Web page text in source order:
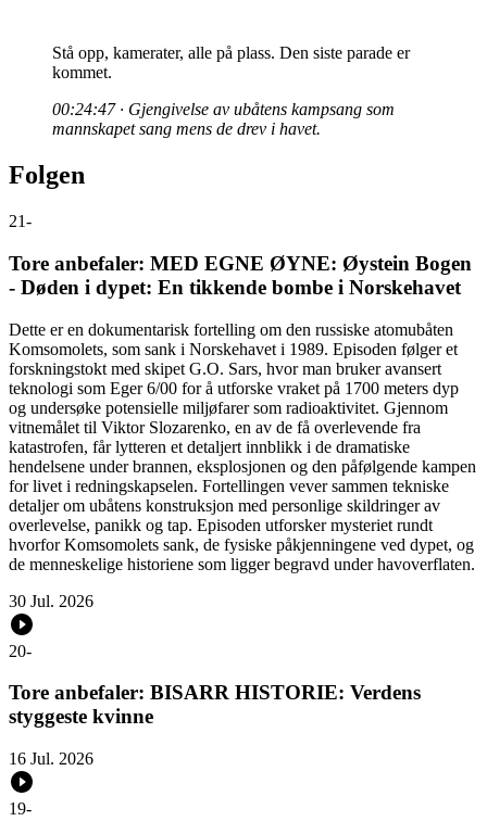
Stå opp, kamerater, alle på plass. Den siste parade er
kommet.
00:24:47 · Gjengivelse av ubåtens kampsang som
mannskapet sang mens de drev i havet.
Folgen
21-
Tore anbefaler: MED EGNE ØYNE: Øystein Bogen
- Døden i dypet: En tikkende bombe i Norskehavet
Dette er en dokumentarisk fortelling om den russiske atomubåten
Komsomolets, som sank i Norskehavet i 1989. Episoden følger et
forskningstokt med skipet G.O. Sars, hvor man bruker avansert
teknologi som Eger 6/00 for å utforske vraket på 1700 meters dyp
og undersøke potensielle miljøfarer som radioaktivitet. Gjennom
vitnemålet til Viktor Slozarenko, en av de få overlevende fra
katastrofen, får lytteren et detaljert innblikk i de dramatiske
hendelsene under brannen, eksplosjonen og den påfølgende kampen
for livet i redningskapselen. Fortellingen vever sammen tekniske
detaljer om ubåtens konstruksjon med personlige skildringer av
overlevelse, panikk og tap. Episoden utforsker mysteriet rundt
hvorfor Komsomolets sank, de fysiske påkjenningene ved dypet, og
de menneskelige historiene som ligger begravd under havoverflaten.
30 Jul. 2026
20-
Tore anbefaler: BISARR HISTORIE: Verdens
styggeste kvinne
16 Jul. 2026
19-